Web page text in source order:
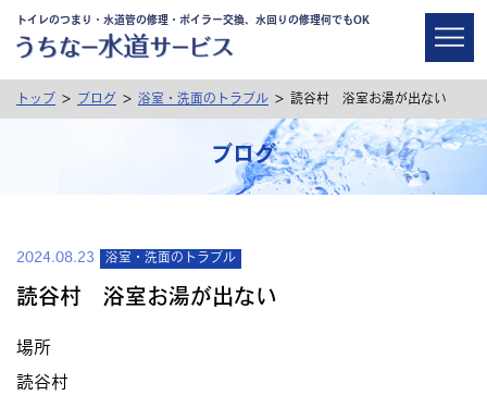
トイレのつまり・水道管の修理・ボイラー交換、水回りの修理何でもOK
トップ > ブログ > 浴室・洗面のトラブル > 読谷村 浴室お湯が出ない
ブログ
2024.08.23 浴室・洗面のトラブル
読谷村 浴室お湯が出ない
場所
読谷村